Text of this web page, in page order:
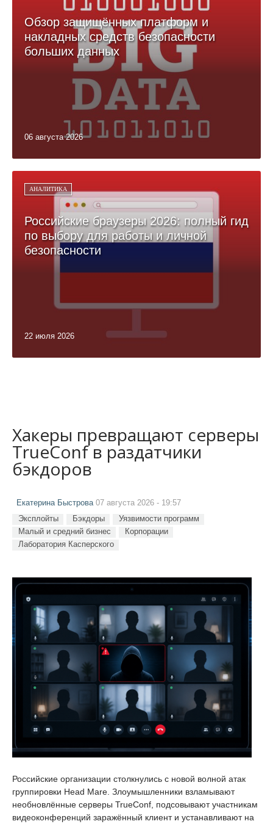
Обзор защищённых платформ и
накладных средств безопасности
больших данных
06 августа 2026
АНАЛИТИКА
Российские браузеры 2026: полный гид
по выбору для работы и личной
безопасности
22 июля 2026
Хакеры превращают серверы
TrueConf в раздатчики
бэкдоров
Екатерина Быстрова07 августа 2026 - 19:57
Эксплойты Бэкдоры
Уязвимости программ
Малый и средний бизнес
Корпорации
Лаборатория Касперского
Российские организации столкнулись с новой волной атак
группировки Head Mare. Злоумышленники взламывают
необновлённые серверы TrueConf, подсовывают участникам
видеоконференций заражённый клиент и устанавливают на